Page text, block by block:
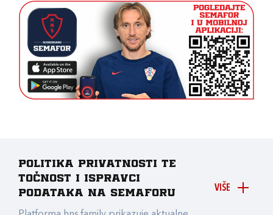
VIŠE
Politika privatnosti te
točnost i ispravci
podataka na Semaforu